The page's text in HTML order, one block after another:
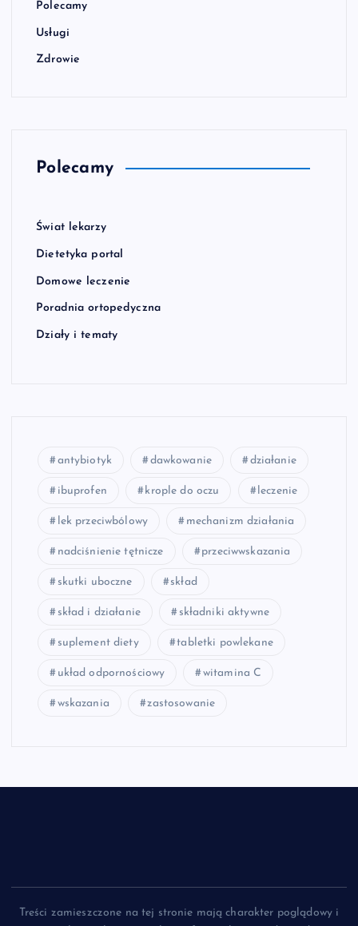
Polecamy
Usługi
Zdrowie
Polecamy
Świat lekarzy
Dietetyka portal
Domowe leczenie
Poradnia ortopedyczna
Działy i tematy
antybiotyk dawkowanie działanie
ibuprofen krople do oczu leczenie
lek przeciwbólowy mechanizm działania
nadciśnienie tętnicze przeciwwskazania
skutki uboczne skład
skład i działanie składniki aktywne
suplement diety tabletki powlekane
układ odpornościowy witamina C
wskazania zastosowanie
Treści zamieszczone na tej stronie mają charakter poglądowy i